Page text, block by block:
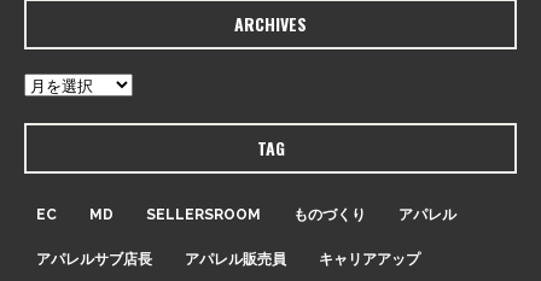
ARCHIVES
TAG
EC MD SELLERSROOM ものづくり アパレル
アパレルサブ店長 アパレル販売員 キャリアアップ